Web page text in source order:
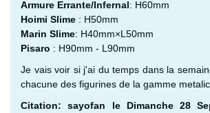
Armure Errante/Infernal: H60mm
Hoimi Slime : H50mm
Marin Slime: H40mm×L50mm
Pisaro : H90mm - L90mm
Je vais voir si j'ai du temps dans la
chacune des figurines de la gamme
Citation: sayofan le Dimanche 28